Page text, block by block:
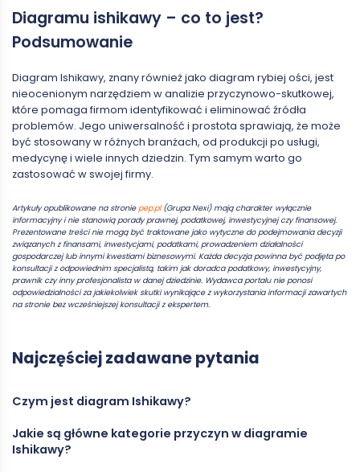
Diagramu ishikawy – co to jest?
Podsumowanie
Diagram Ishikawy, znany również jako diagram rybiej ości, jest
nieocenionym narzędziem w analizie przyczynowo-skutkowej,
które pomaga firmom identyfikować i eliminować źródła
problemów. Jego uniwersalność i prostota sprawiają, że może
być stosowany w różnych branżach, od produkcji po usługi,
medycynę i wiele innych dziedzin. Tym samym warto go
zastosować w swojej firmy.
Artykuły opublikowane na stroniepep.pl(Grupa Nexi) mają charakter wyłącznie
informacyjny i nie stanowią porady prawnej, podatkowej, inwestycyjnej czy finansowej.
Prezentowane treści nie mogą być traktowane jako wytyczne do podejmowania decyzji
związanych z finansami, inwestycjami, podatkami, prowadzeniem działalności
gospodarczej lub innymi kwestiami biznesowymi. Każda decyzja powinna być podjęta po
konsultacji z odpowiednim specjalistą, takim jak doradca podatkowy, inwestycyjny,
prawnik czy inny profesjonalista w danej dziedzinie. Wydawca portalu nie ponosi
odpowiedzialności za jakiekolwiek skutki wynikające z wykorzystania informacji zawartych
na stronie bez wcześniejszej konsultacji z ekspertem.
Najczęściej zadawane pytania
Czym jest diagram Ishikawy?
Diagram Ishikawy, znany również jako diagram rybiej ości, to
narzędzie analizy przyczynowo-skutkowej, które pomaga
Jakie są główne kategorie przyczyn w diagramie
Ishikawy?